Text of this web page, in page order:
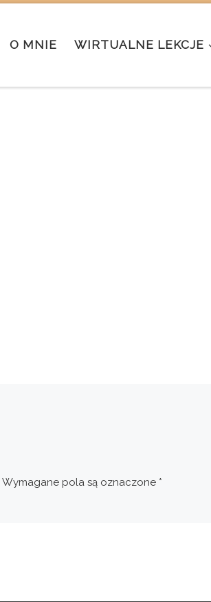
O MNIE WIRTUALNE LEKCJE
Wymagane pola są oznaczone *